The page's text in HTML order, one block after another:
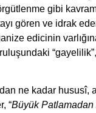
gibi
gören ve idrak
edicinin
ne kadar hususî,
“Büyük